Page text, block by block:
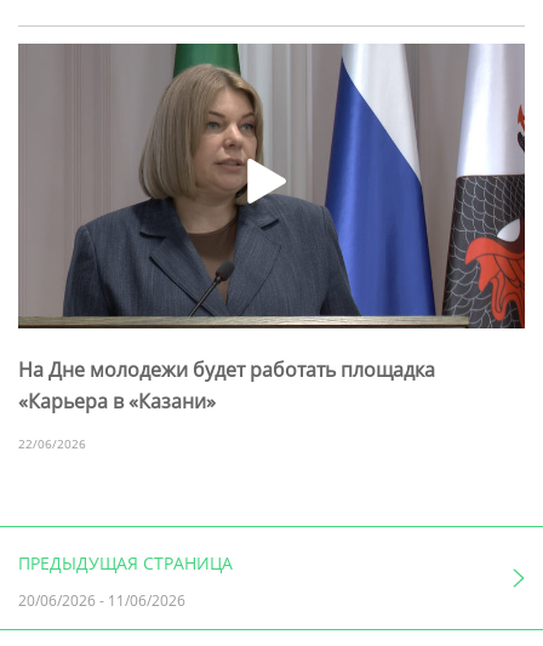
На Дне молодежи будет работать площадка
«Карьера в «Казани»
22/06/2026
ПРЕДЫДУЩАЯ СТРАНИЦА
20/06/2026 - 11/06/2026